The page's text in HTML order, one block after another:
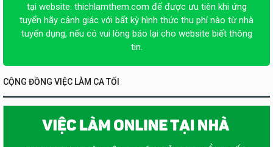
tại website: thichlamthem.com để được ưu tiên khi ứng
tuyển hãy cảnh giác với bất kỳ hình thức thu phí nào từ nhà
tuyển dụng, nếu có vui lòng báo lại cho website biết thông
tin.
CỘNG ĐỒNG VIỆC LÀM CA TỐI